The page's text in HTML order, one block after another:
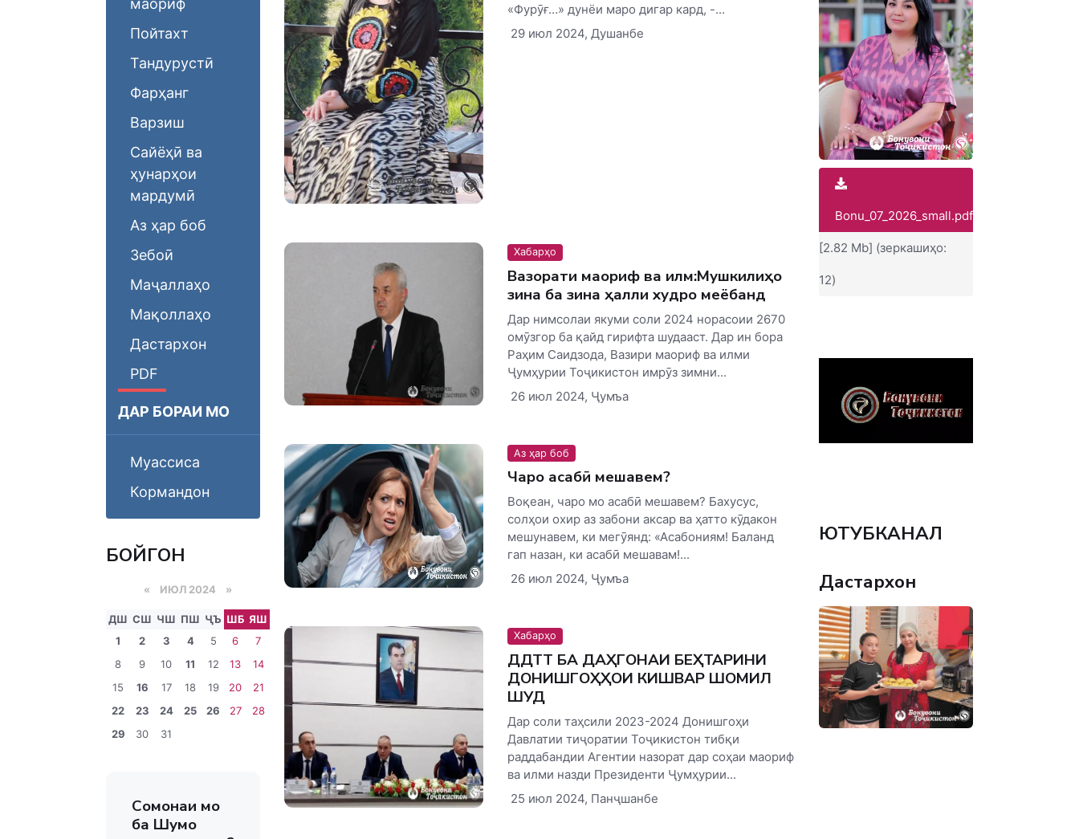
маориф
Пойтахт
Тандурустӣ
Фарҳанг
Варзиш
Сайёҳӣ ва
ҳунарҳои
мардумӣ
Аз ҳар боб
Зебоӣ
Маҷаллаҳо
Мақоллаҳо
Дастархон
PDF
ДАР БОРАИ МО
Муассиса
Кормандон
БОЙГОНӢ
« ИЮЛ 2024 »
ДШ СШ ЧШ ПШ ҶЪ ШБ ЯШ
1
2 3 4 5 6
7
8
9 10 11 12 13
14
15
16 17 18 19 20
21
22
23 24 25 26 27
28
29
30 31
Сомонаи мо
ба Шумо
«Фурӯғ…» дунёи маро дигар кард, -...
29 июл 2024, Душанбе
Хабарҳо
Вазорати маориф ва илм:Мушкилиҳо
зина ба зина ҳалли худро меёбанд
Дар нимсолаи якуми соли 2024 норасоии 2670
омӯзгор ба қайд гирифта шудааст. Дар ин бора
Раҳим Саидзода, Вазири маориф ва илми
Ҷумҳурии Тоҷикистон имрӯз зимни...
26 июл 2024, Ҷумъа
Аз ҳар боб
Чаро асабӣ мешавем?
Воқеан, чаро мо асабӣ мешавем? Бахусус,
солҳои охир аз забони аксар ва ҳатто кӯдакон
мешунавем, ки мегӯянд: «Асабониям! Баланд
гап назан, ки асабӣ мешавам!...
26 июл 2024, Ҷумъа
Хабарҳо
ДДТТ БА ДАҲГОНАИ БЕҲТАРИНИ
ДОНИШГОҲҲОИ КИШВАР ШОМИЛ
ШУД
Дар соли таҳсили 2023-2024 Донишгоҳи
Давлатии тиҷоратии Тоҷикистон тибқи
раддабандии Агентии назорат дар соҳаи маориф
ва илми назди Президенти Ҷумҳурии...
25 июл 2024, Панҷшанбе
Bonu_07_2026_small.pdf
[2.82 Mb] (зеркашиҳо:
12)
ЮТУБКАНАЛ
Дастархон